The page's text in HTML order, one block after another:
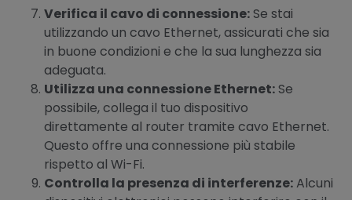
Verifica il cavo di connessione: Se stai
utilizzando un cavo Ethernet, assicurati che sia
in buone condizioni e che la sua lunghezza sia
adeguata.
Utilizza una connessione Ethernet: Se
possibile, collega il tuo dispositivo
direttamente al router tramite cavo Ethernet.
Questo offre una connessione più stabile
rispetto al Wi-Fi.
Controlla la presenza di interferenze:Alcuni